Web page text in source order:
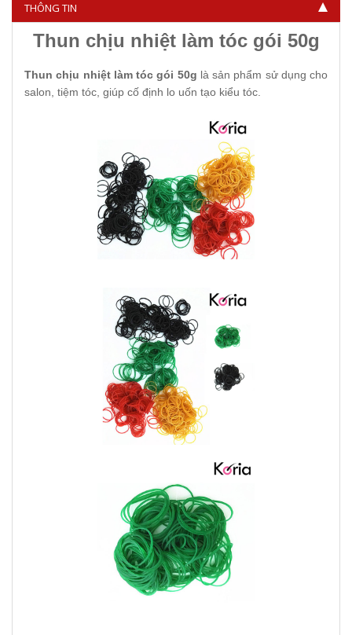
THÔNG TIN
Thun chịu nhiệt làm tóc gói 50g
Thun chịu nhiệt làm tóc gói 50g là sản phẩm sử dụng cho
salon, tiệm tóc, giúp cố định lo uốn tạo kiểu tóc.